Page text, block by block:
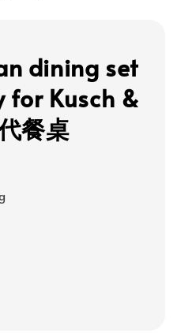
dining set
for Kusch &
餐桌